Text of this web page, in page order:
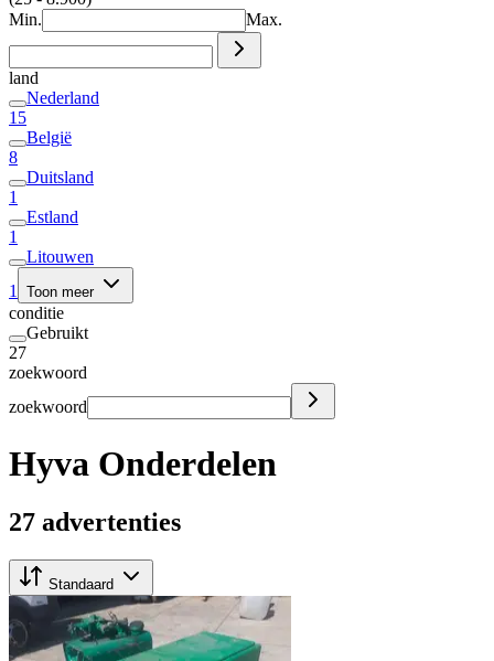
Min.
Max.
land
Nederland
15
België
8
Duitsland
1
Estland
1
Litouwen
1
Toon meer
conditie
Gebruikt
27
zoekwoord
zoekwoord
Hyva Onderdelen
27 advertenties
Standaard